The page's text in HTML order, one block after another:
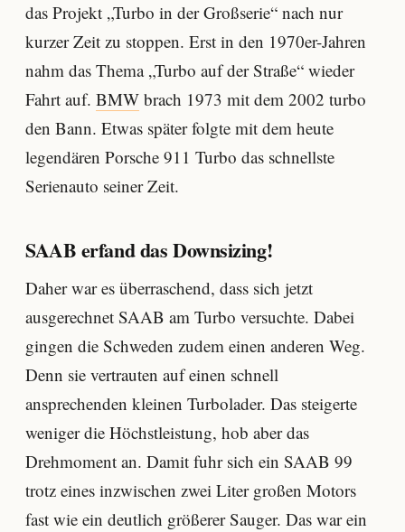
das Projekt „Turbo in der Großserie“ nach nur
kurzer Zeit zu stoppen. Erst in den 1970er-Jahren
nahm das Thema „Turbo auf der Straße“ wieder
Fahrt auf. BMW brach 1973 mit dem 2002 turbo
den Bann. Etwas später folgte mit dem heute
legendären Porsche 911 Turbo das schnellste
Serienauto seiner Zeit.
SAAB erfand das Downsizing!
Daher war es überraschend, dass sich jetzt
ausgerechnet SAAB am Turbo versuchte. Dabei
gingen die Schweden zudem einen anderen Weg.
Denn sie vertrauten auf einen schnell
ansprechenden kleinen Turbolader. Das steigerte
weniger die Höchstleistung, hob aber das
Drehmoment an. Damit fuhr sich ein SAAB 99
trotz eines inzwischen zwei Liter großen Motors
fast wie ein deutlich größerer Sauger. Das war ein